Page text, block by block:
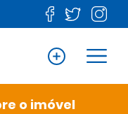
o imóvel